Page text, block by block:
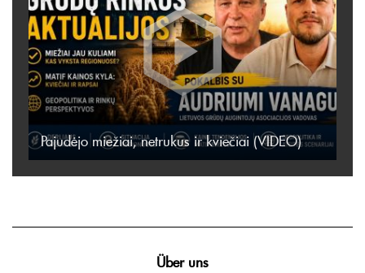
Pajudėjo miežiai, netrukus ir kviečiai (VIDEO)
Über uns